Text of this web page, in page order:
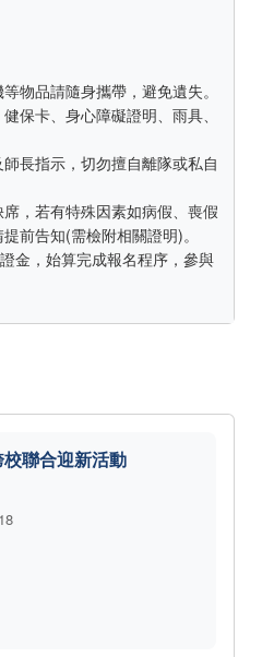
物品請隨身攜帶，避免遺失。
保卡、身心障礙證明、雨具、
長指示，切勿擅自離隊或私自
，若有特殊因素如病假、喪假
前告知(需檢附相關證明)。
金，始算完成報名程序，參與
聯合迎新活動